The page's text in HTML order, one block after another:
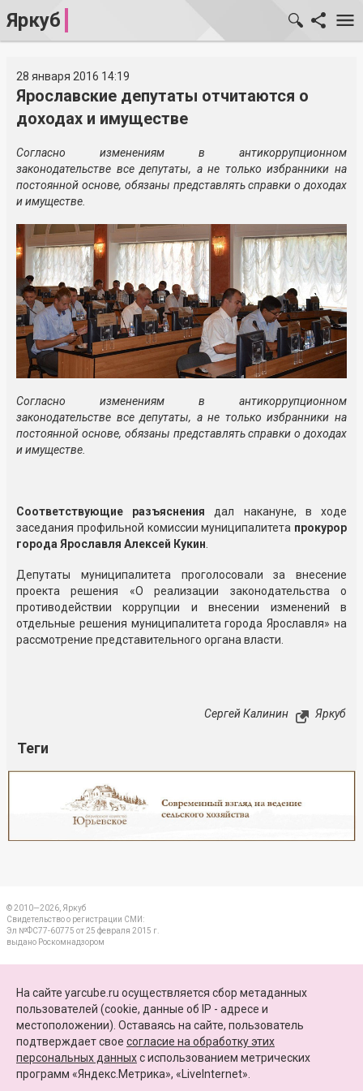
Яркуб
28 января 2016 14:19
Ярославские депутаты отчитаются о
доходах и имуществе
Согласно изменениям в антикоррупционном
законодательстве все депутаты, а не только избранники на
постоянной основе, обязаны представлять справки о доходах
и имуществе.
Согласно изменениям в антикоррупционном
законодательстве все депутаты, а не только избранники на
постоянной основе, обязаны представлять справки о доходах
и имуществе.
Соответствующие разъяснения дал накануне, в ходе
заседания профильной комиссии муниципалитета прокурор
города Ярославля Алексей Кукин.
Депутаты муниципалитета проголосовали за внесение
проекта решения «О реализации законодательства о
противодействии коррупции и внесении изменений в
отдельные решения муниципалитета города Ярославля» на
рассмотрение представительного органа власти.
Сергей Калинин Яркуб
Теги
© 2010—2026, Яркуб
Свидетельство о регистрации СМИ:
Эл №ФС77-60775 от 25 февраля 2015 г.
выдано Роскомнадзором
ПАРТНЕРЫ
КАРТА САЙТА
+7 (4852) 64-15-52
На сайте yarcube.ru осуществляется сбор метаданных
пользователей (cookie, данные об IP - адресе и
местоположении). Оставаясь на сайте, пользователь
подтверждает свое согласие на обработку этих
персональных данныхc использованием метрических
программ «Яндекс.Метрика», «LiveInternet».